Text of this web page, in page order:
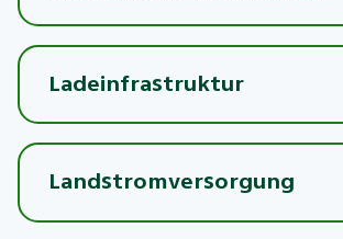
Ladeinfrastruktur
Landstromversorgung